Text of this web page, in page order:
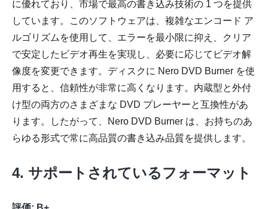
に優れており、市場で最高の書き込み技術の 1 つを提供
しています。このソフトウェアは、複雑なエンコード ア
ルゴリズムを使用して、エラーを最小限に抑え、クリア
で安定したビデオ再生を実現し、必要に応じてビデオ解
像度を変更できます。ディスクに Nero DVD Burner を使
用すると、信頼性が非常に高くなります。内蔵型と外付
け型の両方のさまざまな DVD プレーヤーと互換性があ
ります。したがって、Nero DVD Burner は、お持ちのあ
らゆる形式で常に高品質の書き込み品質を提供します。
4. サポートされているフォーマット